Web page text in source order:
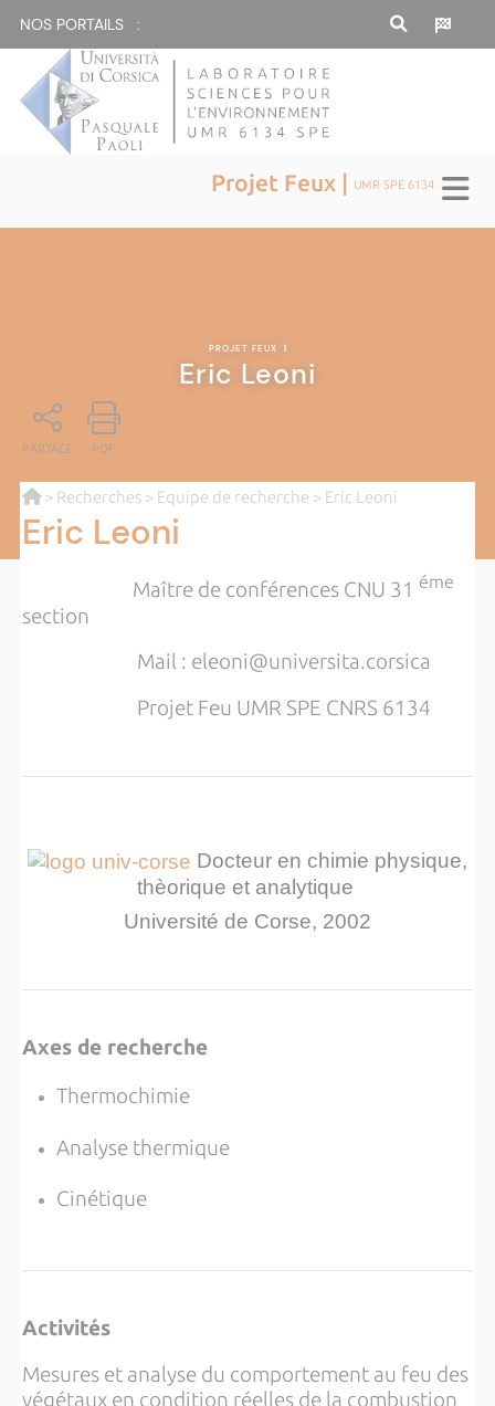
NOS PORTAILS :
Projet Feux | UMR SPE 6134
PROJET FEUX |
Eric Leoni
PARTAGE PDF
> Recherches> Equipe de recherche > Eric Leoni
Eric Leoni
Maître de conférences CNU 31 éme
section
Mail : eleoni@universita.corsica
Projet Feu UMR SPE CNRS 6134
Docteur en chimie physique,
thèorique et analytique
Université de Corse, 2002
Axes de recherche
Thermochimie
Analyse thermique
Cinétique
Activités
Mesures et analyse du comportement au feu des
végétaux en condition réelles de la combustion